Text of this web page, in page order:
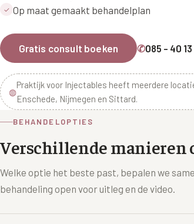
✓ Op maat gemaakt behandelplan
Gratis consult boeken ✆085 - 40 13
◍
Praktijk voor Injectables heeft meerdere
Enschede, Nijmegen en Sittard.
BEHANDELOPTIES
Verschillende manieren
Welke optie het beste past, bepalen we
behandeling open voor uitleg en de video.